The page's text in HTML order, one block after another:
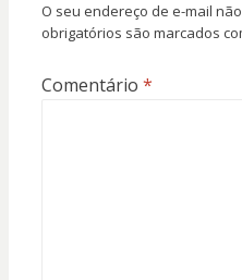
O seu endereço de e-mail
obrigatórios são marcados
Comentário *